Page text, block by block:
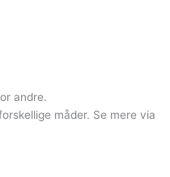
andre.
måder. Se mere via